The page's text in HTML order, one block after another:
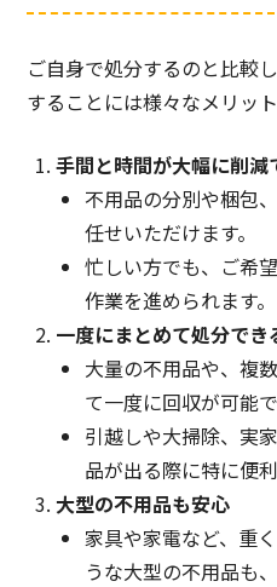
ご自身で処分するのと比較
することには様々なメリット
手間と時間が大幅に削減
不用品の分別や梱包
任せいただけます。
忙しい方でも、ご希
作業を進められます。
一度にまとめて処分でき
大量の不用品や、複
て一度に回収が可能で
引越しや大掃除、実
品が出る際に特に便利
大型の不用品も安心
家具や家電など、重
うな大型の不用品も